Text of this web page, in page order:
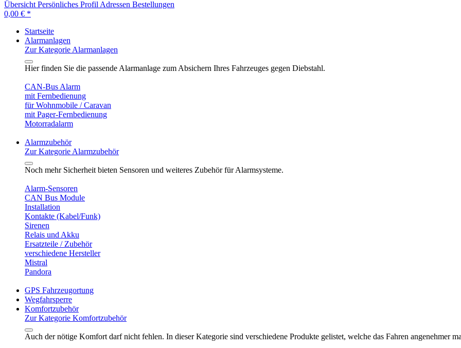
Übersicht Persönliches Profil Adressen Bestellungen
0,00 € *
Startseite
Alarmanlagen
Zur Kategorie Alarmanlagen
Hier finden Sie die passende Alarmanlage zum Absichern Ihres Fahrzeuges gegen Diebstahl.
CAN-Bus Alarm
mit Fernbedienung
für Wohnmobile / Caravan
mit Pager-Fernbedienung
Motorradalarm
Alarmzubehör
Zur Kategorie Alarmzubehör
Noch mehr Sicherheit bieten Sensoren und weiteres Zubehör für Alarmsysteme.
Alarm-Sensoren
CAN Bus Module
Installation
Kontakte (Kabel/Funk)
Sirenen
Relais und Akku
Ersatzteile / Zubehör
verschiedene Hersteller
Mistral
Pandora
GPS Fahrzeugortung
Wegfahrsperre
Komfortzubehör
Zur Kategorie Komfortzubehör
Auch der nötige Komfort darf nicht fehlen. In dieser Kategorie sind verschiedene Produkte gelistet, welche das Fahren angenehmer